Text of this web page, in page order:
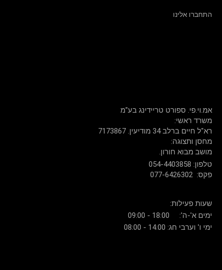
התחברו אלינו
אמ.וי.פי. ספורט טריידינג בע"מ
:משרד ראשי
רא"ל חיים ברלב 34 מודיעין. 7173867
:מחסן ותצוגה
.מושב מבוא חורון
054-4403858 :טלפון
077-6426302 :פקס
:שעות פעילות
ימים א'-ה': 18:00 - 09:00
ימי ו' וערבי חג: 14:00 - 08:00